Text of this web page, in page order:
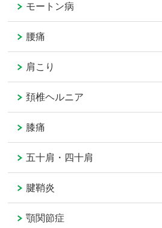
モートン病
腰痛
肩こり
頚椎ヘルニア
膝痛
五十肩・四十肩
腱鞘炎
顎関節症